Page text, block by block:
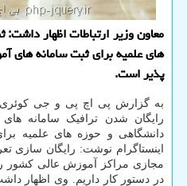
معاون وزیر ارتباطات اظهار
پذیر است.
به گزارش پی اچ پی و جی کوئری
رایگان شدن ترافیک سامانه
دانشگاهی و حوزه های علمیه
اینستاگرام نوشت: رایگان سازی
مجازی مراکز آموزش عالی کشور
در دستور کار داریم. وی اظهار